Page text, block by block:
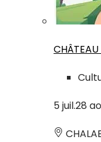
CHÂTEAU
5 juil.28